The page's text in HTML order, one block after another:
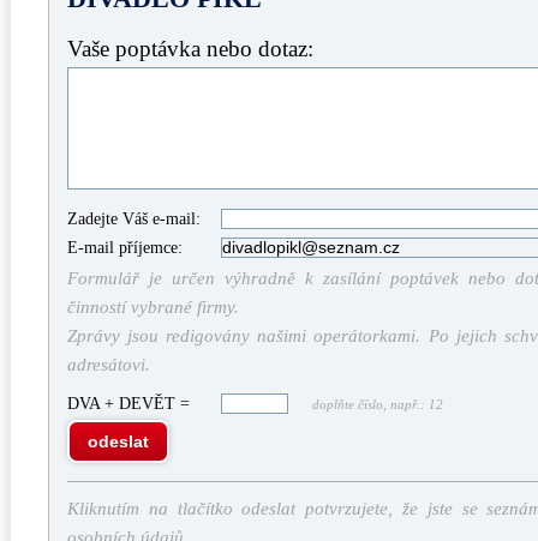
Vaše poptávka nebo dotaz:
Zadejte Váš e-mail:
E-mail příjemce:
Formulář je určen výhradně k zasílání poptávek nebo
činností vybrané firmy.
Zprávy jsou redigovány našimi operátorkami. Po jejich
adresátovi.
DVA + DEVĚT = doplňte číslo, např.: 12
odeslat
Kliknutím na tlačítko odeslat potvrzujete, že jste se